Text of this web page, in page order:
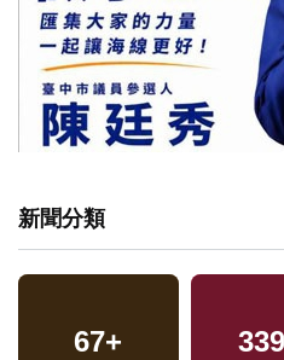
新聞分類
67+ 339